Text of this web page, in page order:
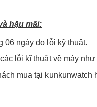
hậu mãi:
06 ngày do lỗi kỹ thuật.
lỗi kĩ thuật về máy
mua tại